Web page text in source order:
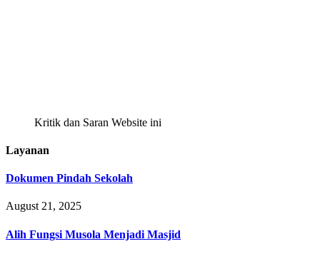
Kritik dan Saran Website ini
Layanan
Dokumen Pindah Sekolah
August 21, 2025
Alih Fungsi Musola Menjadi Masjid